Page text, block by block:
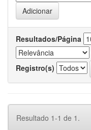
Resultados/Página
Registro(s)
Resultado 1-1 de 1.